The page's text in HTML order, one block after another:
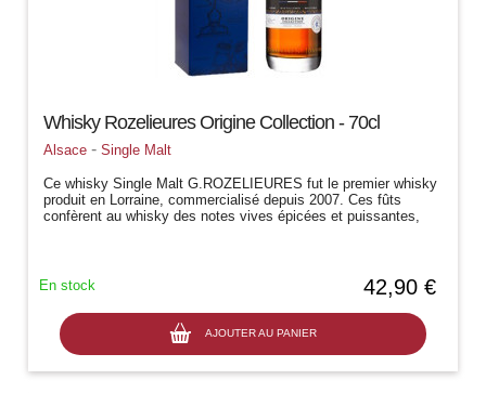
Whisky Rozelieures Origine Collection - 70cl
Alsace -Single Malt
Ce whisky Single Malt G.ROZELIEURES fut le premier whisky
produit en Lorraine, commercialisé depuis 2007. Ces fûts
confèrent au whisky des notes vives épicées et puissantes,
42,90 €
AJOUTER AU PANIER
En stock